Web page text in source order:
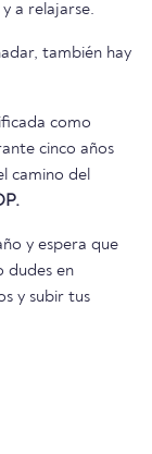
a relajarse.
también hay
como
camino del
y espera que
dudes en
y subir tus